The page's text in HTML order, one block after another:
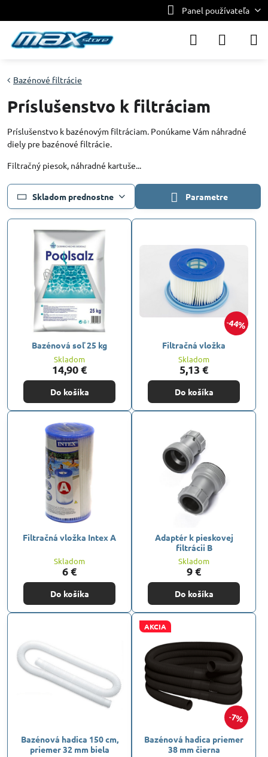
Panel používateľa
Bazénové filtrácie
Príslušenstvo k filtráciam
Príslušenstvo k bazénovým filtráciam. Ponúkame Vám náhradné
diely pre bazénové filtrácie.
Filtračný piesok, náhradné kartuše...
Skladom prednostne Parametre
Bazénová soľ 25 kg
Skladom
14,90 €
Do košíka
44%
Filtračná vložka
Skladom
5,13 €
Do košíka
Filtračná vložka Intex A
Skladom
6 €
Do košíka
Adaptér k pieskovej
filtrácii B
Skladom
9 €
Do košíka
Bazénová hadica 150 cm,
priemer 32 mm biela
7%
AKCIA
Bazénová hadica priemer
38 mm čierna